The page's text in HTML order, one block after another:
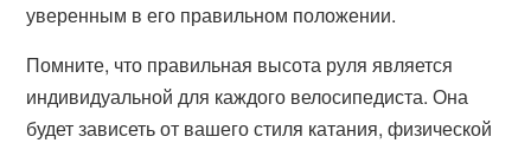
уверенным в его правильном положении.
Помните, что правильная высота руля является
индивидуальной для каждого велосипедиста. Она
будет зависеть от вашего стиля катания, физической